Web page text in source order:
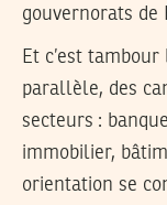
gouvernorats de
Et c’est
parallèle, des
secteurs :
immobilier,
orientation se